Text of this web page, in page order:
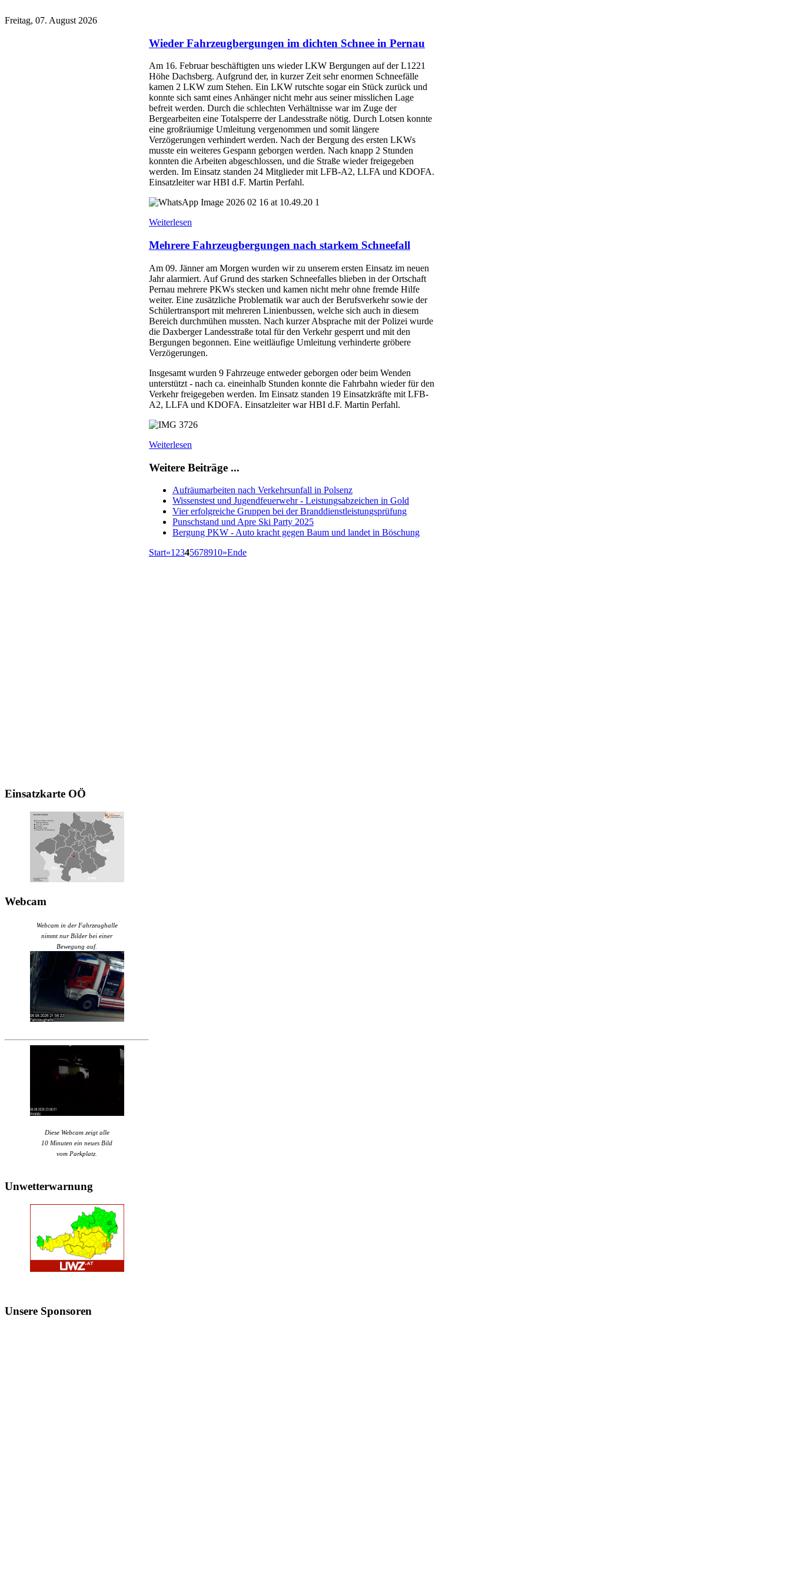
Freitag, 07. August 2026
Wieder Fahrzeugbergungen im dichten Schnee in Pernau
Am 16. Februar beschäftigten uns wieder LKW Bergungen auf der L1221
Höhe Dachsberg. Aufgrund der, in kurzer Zeit sehr enormen Schneefälle
kamen 2 LKW zum Stehen. Ein LKW rutschte sogar ein Stück zurück und
konnte sich samt eines Anhänger nicht mehr aus seiner misslichen Lage
befreit werden. Durch die schlechten Verhältnisse war im Zuge der
Bergearbeiten eine Totalsperre der Landesstraße nötig. Durch Lotsen konnte
eine großräumige Umleitung vergenommen und somit längere
Verzögerungen verhindert werden. Nach der Bergung des ersten LKWs
musste ein weiteres Gespann geborgen werden. Nach knapp 2 Stunden
konnten die Arbeiten abgeschlossen, und die Straße wieder freigegeben
werden. Im Einsatz standen 24 Mitglieder mit LFB-A2, LLFA und KDOFA.
Einsatzleiter war HBI d.F. Martin Perfahl.
Weiterlesen
Mehrere Fahrzeugbergungen nach starkem Schneefall
Am 09. Jänner am Morgen wurden wir zu unserem ersten Einsatz im neuen
Jahr alarmiert. Auf Grund des starken Schneefalles blieben in der Ortschaft
Pernau mehrere PKWs stecken und kamen nicht mehr ohne fremde Hilfe
weiter. Eine zusätzliche Problematik war auch der Berufsverkehr sowie der
Schülertransport mit mehreren Linienbussen, welche sich auch in diesem
Bereich durchmühen mussten. Nach kurzer Absprache mit der Polizei wurde
die Daxberger Landesstraße total für den Verkehr gesperrt und mit den
Bergungen begonnen. Eine weitläufige Umleitung verhinderte gröbere
Verzögerungen.
Insgesamt wurden 9 Fahrzeuge entweder geborgen oder beim Wenden
unterstützt - nach ca. eineinhalb Stunden konnte die Fahrbahn wieder für den
Verkehr freigegeben werden. Im Einsatz standen 19 Einsatzkräfte mit LFB-
A2, LLFA und KDOFA. Einsatzleiter war HBI d.F. Martin Perfahl.
Weiterlesen
Weitere Beiträge ...
Aufräumarbeiten nach Verkehrsunfall in Polsenz
Wissenstest und Jugendfeuerwehr - Leistungsabzeichen in Gold
Vier erfolgreiche Gruppen bei der Branddienstleistungsprüfung
Punschstand und Apre Ski Party 2025
Bergung PKW - Auto kracht gegen Baum und landet in Böschung
Start«1 2345678910»Ende
Einsatzkarte OÖ
Webcam
Webcam in der Fahrzeughalle
nimmt nur Bilder bei einer
Bewegung auf.
Diese Webcam zeigt alle
10 Minuten ein neues Bild
vom Parkplatz.
Unwetterwarnung
Unsere Sponsoren